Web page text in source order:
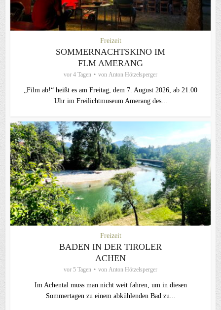
Freizeit
SOMMERNACHTSKINO IM
FLM AMERANG
vor 4 Tagen von Anton Hötzelsperger
„Film ab!“ heißt es am Freitag, dem 7. August 2026, ab 21.00
Uhr im Freilichtmuseum Amerang des...
Freizeit
BADEN IN DER TIROLER
ACHEN
vor 5 Tagen von Anton Hötzelsperger
Im Achental muss man nicht weit fahren, um in diesen
Sommertagen zu einem abkühlenden Bad zu...